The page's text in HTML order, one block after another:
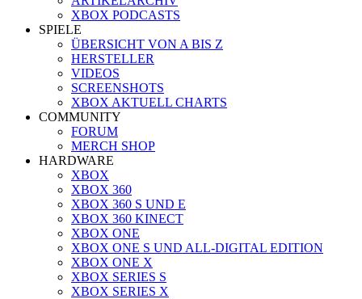
XBOX PODCASTS
SPIELE
ÜBERSICHT VON A BIS Z
HERSTELLER
VIDEOS
SCREENSHOTS
XBOX AKTUELL CHARTS
COMMUNITY
FORUM
MERCH SHOP
HARDWARE
XBOX
XBOX 360
XBOX 360 S UND E
XBOX 360 KINECT
XBOX ONE
XBOX ONE S UND ALL-DIGITAL EDITION
XBOX ONE X
XBOX SERIES S
XBOX SERIES X